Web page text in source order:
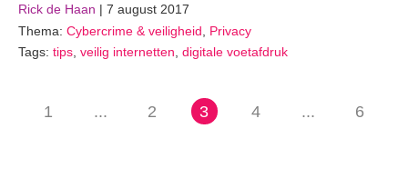
Rick de Haan | 7 august 2017
Thema: Cybercrime & veiligheid
Privacy
Tags: tips, veilig internetten, digitale voetafdruk
1 ... 2 3 4 ... 6